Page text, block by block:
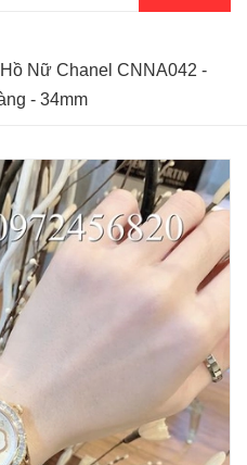
Nữ Chanel CNNA042 -
- 34mm